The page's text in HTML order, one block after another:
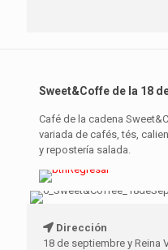
Sweet&Coffe de la 18
Café de la cadena
variada de cafés, tés,
y repostería salada.
Dirección
18 de septiembre y Reina